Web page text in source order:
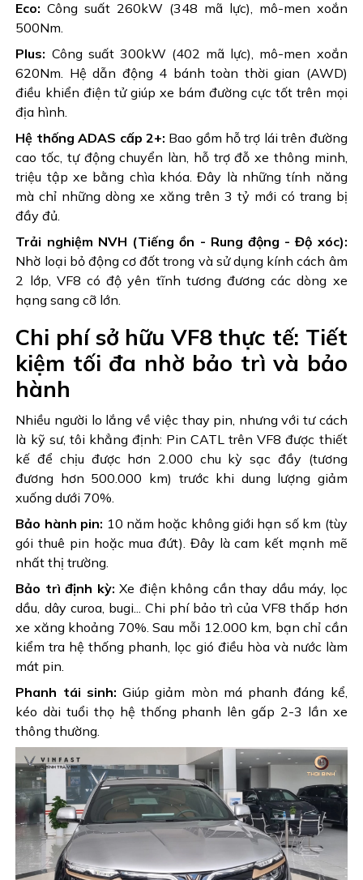
Eco: Công suất 260kW (348 mã lực), mô-men xoắn
500Nm.
Plus: Công suất 300kW (402 mã lực), mô-men xoắn
620Nm. Hệ dẫn động 4 bánh toàn thời gian (AWD)
điều khiển điện tử giúp xe bám đường cực tốt trên mọi
địa hình.
Hệ thống ADAS cấp 2+: Bao gồm hỗ trợ lái trên đường
cao tốc, tự động chuyển làn, hỗ trợ đỗ xe thông minh,
triệu tập xe bằng chìa khóa. Đây là những tính năng
mà chỉ những dòng xe xăng trên 3 tỷ mới có trang bị
đầy đủ.
Trải nghiệm NVH (Tiếng ồn - Rung động - Độ xóc):
Nhờ loại bỏ động cơ đốt trong và sử dụng kính cách âm
2 lớp, VF8 có độ yên tĩnh tương đương các dòng xe
hạng sang cỡ lớn.
Chi phí sở hữu VF8 thực tế: Tiết
kiệm tối đa nhờ bảo trì và bảo
hành
Nhiều người lo lắng về việc thay pin, nhưng với tư cách
là kỹ sư, tôi khẳng định: Pin CATL trên VF8 được thiết
kế để chịu được hơn 2.000 chu kỳ sạc đầy (tương
đương hơn 500.000 km) trước khi dung lượng giảm
xuống dưới 70%.
Bảo hành pin: 10 năm hoặc không giới hạn số km (tùy
gói thuê pin hoặc mua đứt). Đây là cam kết mạnh mẽ
nhất thị trường.
Bảo trì định kỳ: Xe điện không cần thay dầu máy, lọc
dầu, dây curoa, bugi... Chi phí bảo trì của VF8 thấp hơn
xe xăng khoảng 70%. Sau mỗi 12.000 km, bạn chỉ cần
kiểm tra hệ thống phanh, lọc gió điều hòa và nước làm
mát pin.
Phanh tái sinh: Giúp giảm mòn má phanh đáng kể,
kéo dài tuổi thọ hệ thống phanh lên gấp 2-3 lần xe
thông thường.